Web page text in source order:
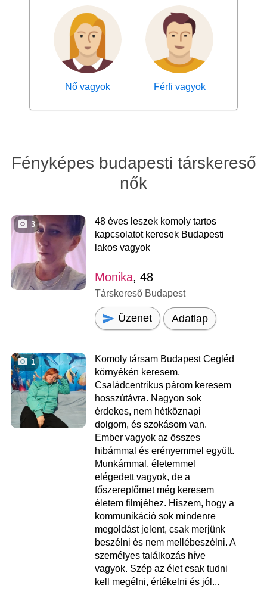
Nő vagyok Férfi vagyok
Fényképes budapesti társkereső
nők
3
48 éves leszek komoly tartos
kapcsolatot keresek Budapesti
lakos vagyok
Monika, 48
Társkereső Budapest
Üzenet Adatlap
1
Komoly társam Budapest Cegléd
környékén keresem.
Családcentrikus párom keresem
hosszútávra. Nagyon sok
érdekes, nem hétköznapi
dolgom, és szokásom van.
Ember vagyok az összes
hibámmal és erényemmel együtt.
Munkámmal, életemmel
elégedett vagyok, de a
főszereplőmet még keresem
életem filmjéhez. Hiszem, hogy a
kommunikáció sok mindenre
megoldást jelent, csak merjünk
beszélni és nem mellébeszélni. A
személyes találkozás híve
vagyok. Szép az élet csak tudni
kell megélni, értékelni és jól...